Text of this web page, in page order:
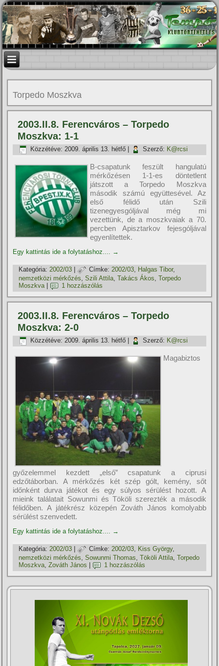
Torpedo Moszkva
2003.II.8. Ferencváros – Torpedo
Moszkva: 1-1
Közzétéve: 2009. április 13. hétfő Szerző: K@rcsi
B-csapatunk feszült hangulatú
mérkőzésen 1-1-es döntetlent
játszott a Torpedo Moszkva
második számú együttesével. Az
első félidő után Szili
tizenegyesgóljával még mi
vezettünk, de a moszkvaiak a 70.
percben Apisztarkov fejesgóljával
egyenlí­tettek.
Egy kattintás ide a folytatáshoz.... →
Kategória: 2002/03 | Címke: 2002/03, Halgas Tibor,
nemzetközi mérkőzés,Szili Attila,Takács Ákos,Torpedo
Moszkva| 1 hozzászólás
2003.II.8. Ferencváros – Torpedo
Moszkva: 2-0
Közzétéve: 2009. április 13. hétfő Szerző: K@rcsi
Magabiztos
győzelemmel kezdett „első” csapatunk a ciprusi
edzőtáborban. A mérkőzés két szép gólt, kemény, sőt
időnként durva játékot és egy súlyos sérülést hozott. A
mieink találatait Sowunmi és Tököli szerezték a második
félidőben. A játékrész közepén Zováth János komolyabb
sérülést szenvedett.
Egy kattintás ide a folytatáshoz.... →
Kategória: 2002/03 | Címke: 2002/03, Kiss György,
nemzetközi mérkőzés ,Sowunmi Thomas ,Tököli Attila ,Torpedo
Moszkva,Zováth János 1 hozzászólás